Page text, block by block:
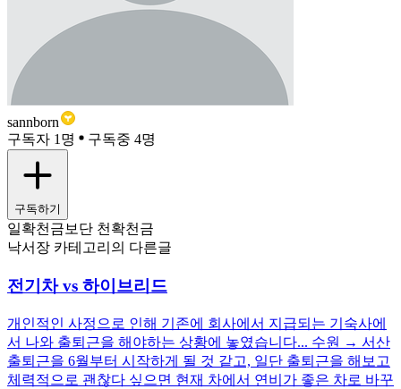
sannborn
구독자 1명
구독중 4명
구독하기
일확천금보단 천확천금
낙서장 카테고리의 다른글
전기차 vs 하이브리드
개인적인 사정으로 인해 기존에 회사에서 지급되는 기숙사에
서 나와 출퇴근을 해야하는 상황에 놓였습니다... 수원 → 서산
출퇴근을 6월부터 시작하게 될 것 같고, 일단 출퇴근을 해보고
체력적으로 괜찮다 싶으면 현재 차에서 연비가 좋은 차로 바꾸